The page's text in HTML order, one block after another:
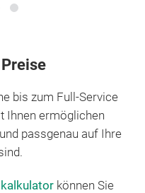
bis zum Full-Service
Ihnen ermöglichen
passgenau auf Ihre
können Sie